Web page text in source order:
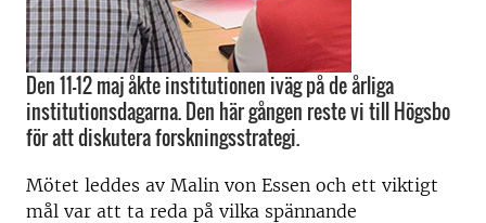
Den 11-12 maj åkte institutionen iväg på de årliga
institutionsdagarna. Den här gången reste vi till Högsbo
för att diskutera forskningsstrategi.
Mötet leddes av Malin von Essen och ett viktigt
mål var att ta reda på vilka spännande